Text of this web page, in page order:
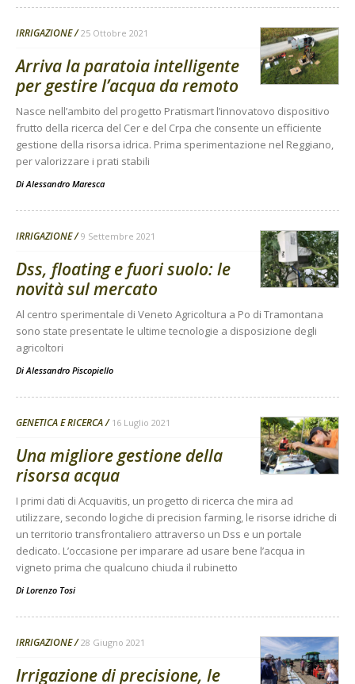
IRRIGAZIONE 25 Ottobre 2021
Arriva la paratoia intelligente
per gestire l’acqua da remoto
Nasce nell’ambito del progetto Pratismart l’innovatovo dispositivo
frutto della ricerca del Cer e del Crpa che consente un efficiente
gestione della risorsa idrica. Prima sperimentazione nel Reggiano,
per valorizzare i prati stabili
Di Alessandro Maresca
IRRIGAZIONE 9 Settembre 2021
Dss, floating e fuori suolo: le
novità sul mercato
Al centro sperimentale di Veneto Agricoltura a Po di Tramontana
sono state presentate le ultime tecnologie a disposizione degli
agricoltori
Di Alessandro Piscopiello
GENETICA E RICERCA 16 Luglio 2021
Una migliore gestione della
risorsa acqua
I primi dati di Acquavitis, un progetto di ricerca che mira ad
utilizzare, secondo logiche di precision farming, le risorse idriche di
un territorio transfrontaliero attraverso un Dss e un portale
dedicato. L’occasione per imparare ad usare bene l’acqua in
vigneto prima che qualcuno chiuda il rubinetto
Di Lorenzo Tosi
IRRIGAZIONE 28 Giugno 2021
Irrigazione di precisione, le